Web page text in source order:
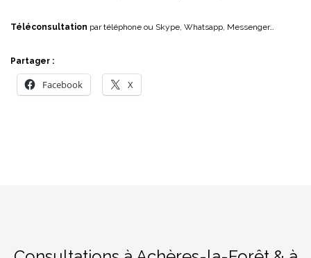
Téléconsultation par téléphone ou Skype, Whatsapp, Messenger…
Partager :
Facebook X